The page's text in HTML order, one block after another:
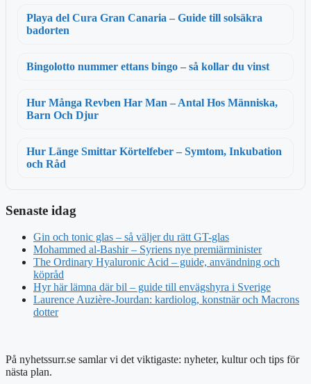
Playa del Cura Gran Canaria – Guide till solsäkra
badorten
Bingolotto nummer ettans bingo – så kollar du vinst
Hur Många Revben Har Man – Antal Hos Människa,
Barn Och Djur
Hur Länge Smittar Körtelfeber – Symtom, Inkubation
och Råd
Senaste idag
Gin och tonic glas – så väljer du rätt GT-glas
Mohammed al-Bashir – Syriens nye premiärminister
The Ordinary Hyaluronic Acid – guide, användning och
köpråd
Hyr här lämna där bil – guide till envägshyra i Sverige
Laurence Auzière-Jourdan: kardiolog, konstnär och Macrons
dotter
På nyhetssurr.se samlar vi det viktigaste: nyheter, kultur och tips för
nästa plan.